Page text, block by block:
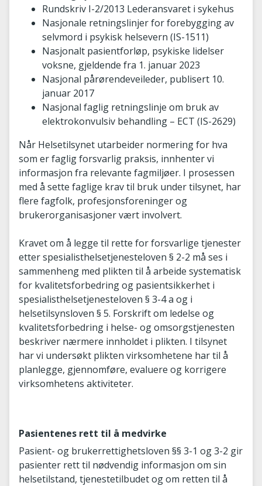
Rundskriv I-2/2013 Lederansvaret i sykehus
Nasjonale retningslinjer for forebygging av
selvmord i psykisk helsevern (IS-1511)
Nasjonalt pasientforløp, psykiske lidelser
voksne, gjeldende fra 1. januar 2023
Nasjonal pårørendeveileder, publisert 10.
januar 2017
Nasjonal faglig retningslinje om bruk av
elektrokonvulsiv behandling – ECT (IS-2629)
Når Helsetilsynet utarbeider normering for hva
som er faglig forsvarlig praksis, innhenter vi
informasjon fra relevante fagmiljøer. I prosessen
med å sette faglige krav til bruk under tilsynet, har
flere fagfolk, profesjonsforeninger og
brukerorganisasjoner vært involvert.
Kravet om å legge til rette for forsvarlige tjenester
etter spesialisthelsetjenesteloven § 2-2 må ses i
sammenheng med plikten til å arbeide systematisk
for kvalitetsforbedring og pasientsikkerhet i
spesialisthelsetjenesteloven § 3-4 a og i
helsetilsynsloven § 5. Forskrift om ledelse og
kvalitetsforbedring i helse- og omsorgstjenesten
beskriver nærmere innholdet i plikten. I tilsynet
har vi undersøkt plikten virksomhetene har til å
planlegge, gjennomføre, evaluere og korrigere
virksomhetens aktiviteter.
Pasientenes rett til å medvirke
Pasient- og brukerrettighetsloven §§ 3-1 og 3-2 gir
pasienter rett til nødvendig informasjon om sin
helsetilstand, tjenestetilbudet og om retten til å